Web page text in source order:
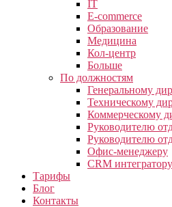
IT
E-commerce
Образование
Медицина
Кол-центр
Больше
По должностям
Генеральному
Техническому
Коммерческому
Руководителю
Руководителю
Офис-менеджеру
CRM интегратору
Тарифы
Блог
Контакты